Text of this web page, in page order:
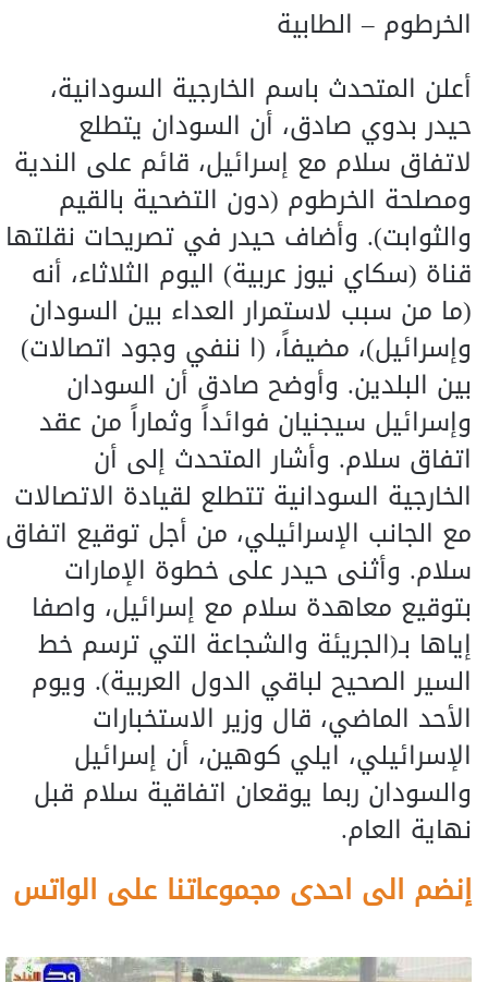
الخرطوم – الطابية
أعلن المتحدث باسم الخارجية السودانية،
حيدر بدوي صادق، أن السودان يتطلع
لاتفاق سلام مع إسرائيل، قائم على الندية
ومصلحة الخرطوم (دون التضحية بالقيم
والثوابت). وأضاف حيدر في تصريحات نقلتها
قناة (سكاي نيوز عربية) اليوم الثلاثاء، أنه
(ما من سبب لاستمرار العداء بين السودان
وإسرائيل)، مضيفاً، (ا ننفي وجود اتصالات)
بين البلدين. وأوضح صادق أن السودان
وإسرائيل سيجنيان فوائداً وثماراً من عقد
اتفاق سلام. وأشار المتحدث إلى أن
الخارجية السودانية تتطلع لقيادة الاتصالات
مع الجانب الإسرائيلي، من أجل توقيع اتفاق
سلام. وأثنى حيدر على خطوة الإمارات
بتوقيع معاهدة سلام مع إسرائيل، واصفا
إياها بـ(الجريئة والشجاعة التي ترسم خط
السير الصحيح لباقي الدول العربية). ويوم
الأحد الماضي، قال وزير الاستخبارات
الإسرائيلي، ايلي كوهين، أن إسرائيل
والسودان ربما يوقعان اتفاقية سلام قبل
نهاية العام.
إنضم الى احدى مجموعاتنا على الواتس